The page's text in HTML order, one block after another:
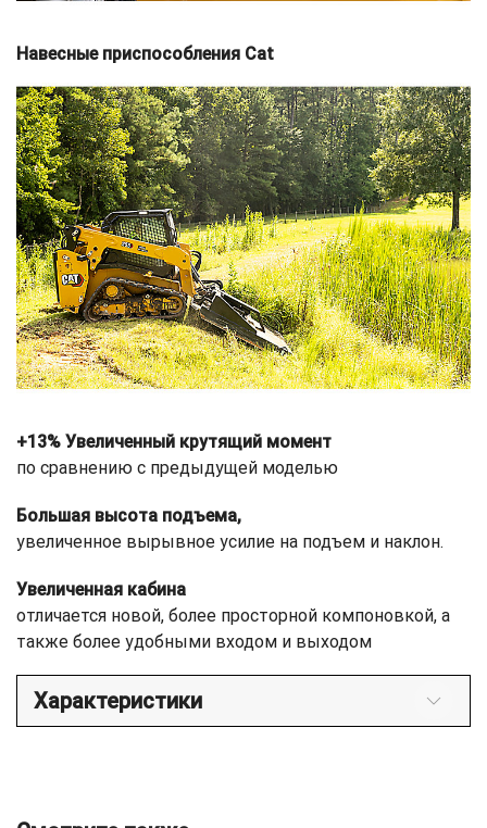
Навесные приспособления Cat
+13% Увеличенный крутящий момент
по сравнению с предыдущей моделью
Большая высота подъема,
увеличенное вырывное усилие на подъем и наклон.
Увеличенная кабина
отличается новой, более просторной компоновкой, а
также более удобными входом и выходом
Характеристики